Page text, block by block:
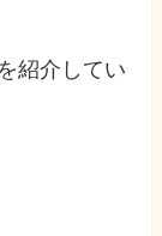
紹介してい